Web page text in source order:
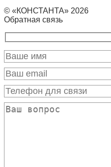
© «КОНСТАНТА» 2026
Обратная связь